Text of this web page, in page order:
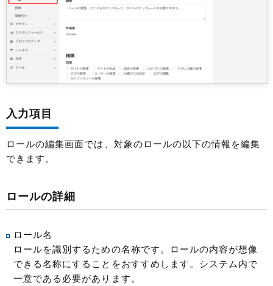
入力項目
ロールの編集画面では、対象のロールの以下の情報を編集
できます。
ロールの詳細
ロール名
ロールを識別するための名称です。ロールの内容が想像
できる名称にすることをおすすめします。システム内で
一意である必要があります。